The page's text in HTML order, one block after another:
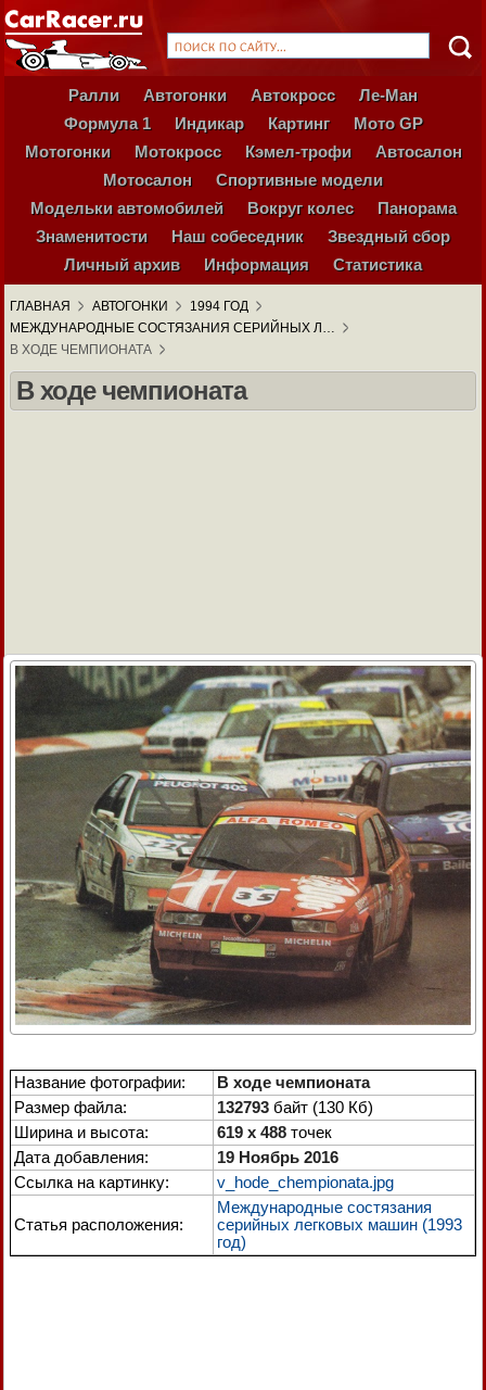
Ралли Автогонки Автокросс
Ле-Ман
Формула 1
Индикар Картинг
Мото GP
Мотогонки
Мотокросс Кэмел-трофи
Автосалон
Мотосалон
Спортивные модели
Модельки автомобилей
Вокруг колес
Панорама
Знаменитости
Наш собеседник
Звездный сбор
Личный архив
Информация Статистика
ГЛАВНАЯ АВТОГОНКИ
1994 ГОД
МЕЖДУНАРОДНЫЕ СОСТЯЗАНИЯ СЕРИЙНЫХ Л…
В ХОДЕ ЧЕМПИОНАТА
В ходе чемпионата
Название фотографии:
В ходе чемпионата
Размер файла:
132793 байт (130 Кб)
Ширина и высота:
619 x 488 точек
Дата добавления:
19 Ноябрь 2016
Ссылка на картинку:
v_hode_chempionata.jpg
Статья расположения:
Международные состязания
серийных легковых машин (1993
год)